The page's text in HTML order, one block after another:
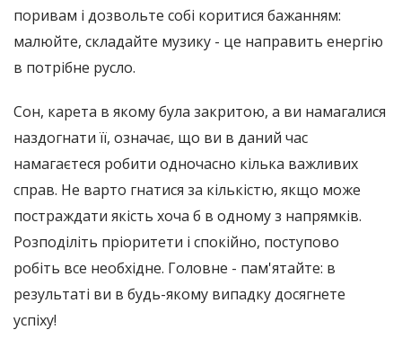
поривам і дозвольте собі коритися бажанням:
малюйте, складайте музику - це направить енергію
в потрібне русло.
Сон, карета в якому була закритою, а ви намагалися
наздогнати її, означає, що ви в даний час
намагаєтеся робити одночасно кілька важливих
справ. Не варто гнатися за кількістю, якщо може
постраждати якість хоча б в одному з напрямків.
Розподіліть пріоритети і спокійно, поступово
робіть все необхідне. Головне - пам'ятайте: в
результаті ви в будь-якому випадку досягнете
успіху!